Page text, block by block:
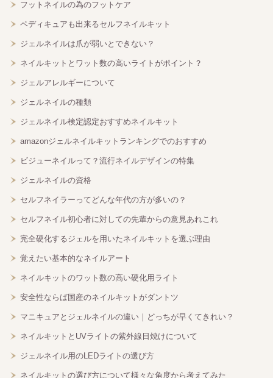
フットネイルの為のフットケア
ペディキュアも出来るセルフネイルキット
ジェルネイルは爪が弱いとできない？
ネイルキットとワット数の高いライトがポイント？
ジェルアレルギーについて
ジェルネイルの種類
ジェルネイル検定認定おすすめネイルキット
amazonジェルネイルキットランキングでのおすすめ
ビジューネイルって？流行ネイルデザインの特集
ジェルネイルの資格
セルフネイラーってどんな年代の方が多いの？
セルフネイル初心者に対しての先輩からの意見あれこれ
完全硬化するジェルを用いたネイルキットを選ぶ理由
覚えたい基本的なネイルアート
ネイルキットのワット数の高い硬化用ライト
安全性ならば国産のネイルキットがダントツ
マニキュアとジェルネイルの違い｜どっちが早くてきれい？
ネイルキットとUVライトの紫外線日焼けについて
ジェルネイル用のLEDライトの選び方
ネイルキットの選び方について様々な角度から考えてみた